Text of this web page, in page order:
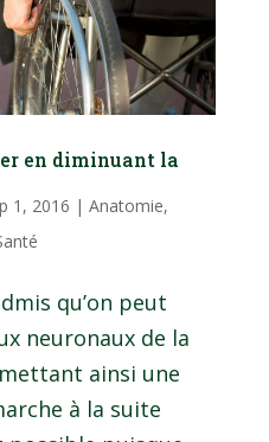
en diminuant la
1, 2016 | Anatomie,
qu’on peut
neuronaux de la
ainsi une
à la suite